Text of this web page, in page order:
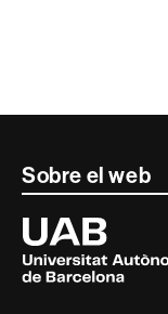
Contacte
informació
legal
Sobre el web
Universitat
Autònoma
de
Barcelona